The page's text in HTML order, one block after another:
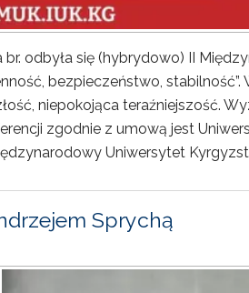
br. odbyła się (hybrydowo) II
bezpieczeństwo,
niepokojąca teraźniejszość.
zgodnie z umową jest
Uniwersytet
Sprychą